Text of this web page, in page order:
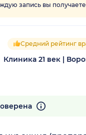
запись вы
Средний рейтинг
Клиника 21 век |